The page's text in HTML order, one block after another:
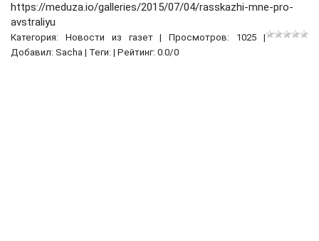
https://meduza.io/galleries/2015/07/04/rasskazhi-mne-pro-
avstraliyu
Категория: Новости из газет| Просмотров: 1025 |
Добавил: Sacha | Теги: | Рейтинг: 0.0/0